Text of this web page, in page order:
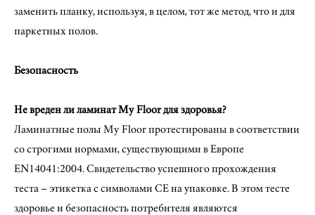
заменить планку, используя, в целом, тот же метод, что и для
паркетных полов.
Безопасность
Не вреден ли ламинат My Floor для здоровья?
Ламинатные полы My Floor протестированы в соответствии
со строгими нормами, существующими в Европе
EN14041:2004. Свидетельство успешного прохождения
теста – этикетка с символами CE на упаковке. В этом тесте
здоровье и безопасность потребителя являются